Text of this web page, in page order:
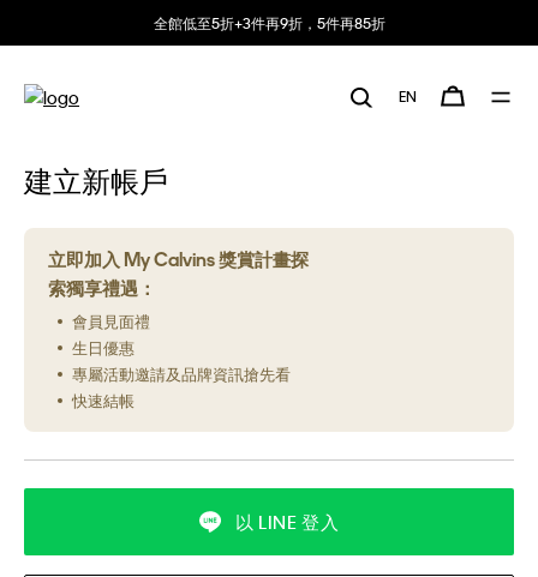
全館低至5折+3件再9折，5件再85折
EN
建立新帳戶
立即加入 My Calvins 獎賞計畫探
索獨享禮遇：
會員見面禮
生日優惠
專屬活動邀請及品牌資訊搶先看
快速結帳
以 LINE 登入